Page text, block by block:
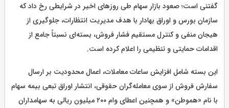
گفتنی است؛ صعود بازار سهام طی روزهای اخیر در شرایطی رخ داد که
سازمان بورس و اوراق بهادار با هدف مدیریت انتظارات، جلوگیری از
هیجان منفی و کنترل مستقیم فشار فروش، بسته‌ای نسبتاً جامع از
اقدامات حمایتی و تنظیمی را اعلام کرده است.
این بسته شامل افزایش ساعات معاملات، اعمال محدودیت بر ارسال
سفارش فروش از سوی معامله‌گران حقوقی، انتشار اوراق تبعی بیمه سهام
با نام «هموطن» و همچنین اعطای وام ۲۰۰ میلیون ریالی به سهامداران